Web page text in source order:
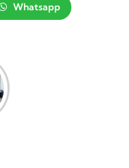
Whatsapp